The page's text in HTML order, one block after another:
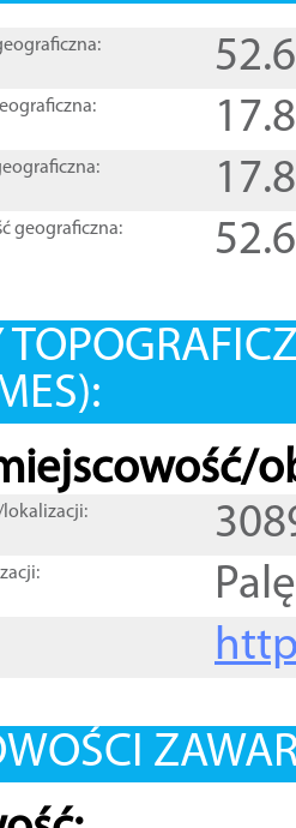
geograficzna:
lokalizacji: